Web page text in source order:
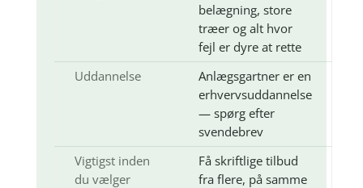
belægning, store
træer og alt hvor
fejl er dyre at rette
Uddannelse
Anlægsgartner er en
erhvervsuddannelse
— spørg efter
svendebrev
Vigtigst inden
du vælger
Få skriftlige tilbud
fra flere, på samme